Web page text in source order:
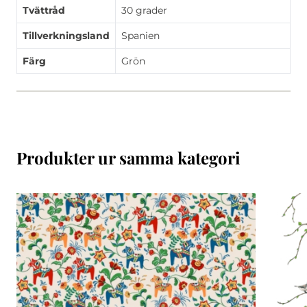
Tvättråd 30 grader
Tillverkningsland Spanien
Färg Grön
Produkter ur samma kategori